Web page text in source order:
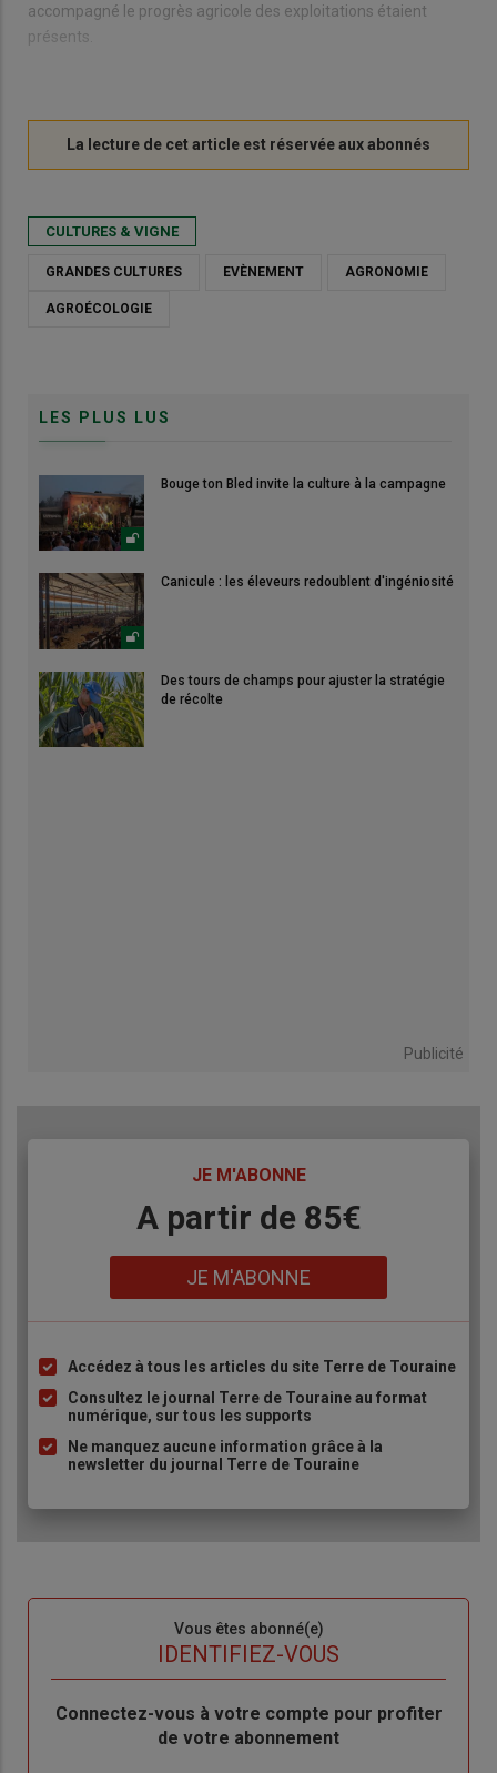
accompagné le progrès agricole des exploitations étaient
présents.
CULTURES & VIGNE
GRANDES CULTURES EVÈNEMENT AGRONOMIE
AGROÉCOLOGIE
LES PLUS LUS
Bouge ton Bled invite la culture à la campagne
Canicule : les éleveurs redoublent d'ingéniosité
Des tours de champs pour ajuster la stratégie
de récolte
Publicité
JE M'ABONNE
A partir de 85€
JE M'ABONNE
Liste
à
puce
Accédez à tous les articles du site Terre de Touraine
Consultez le journal Terre de Touraine au format
numérique, sur tous les supports
Ne manquez aucune information grâce à la
newsletter du journal Terre de Touraine
Vous êtes abonné(e)
IDENTIFIEZ-VOUS
Body
Connectez-vous à votre compte pour profiter
de votre abonnement